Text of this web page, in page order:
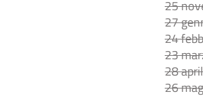
25
27
24
23
28
26